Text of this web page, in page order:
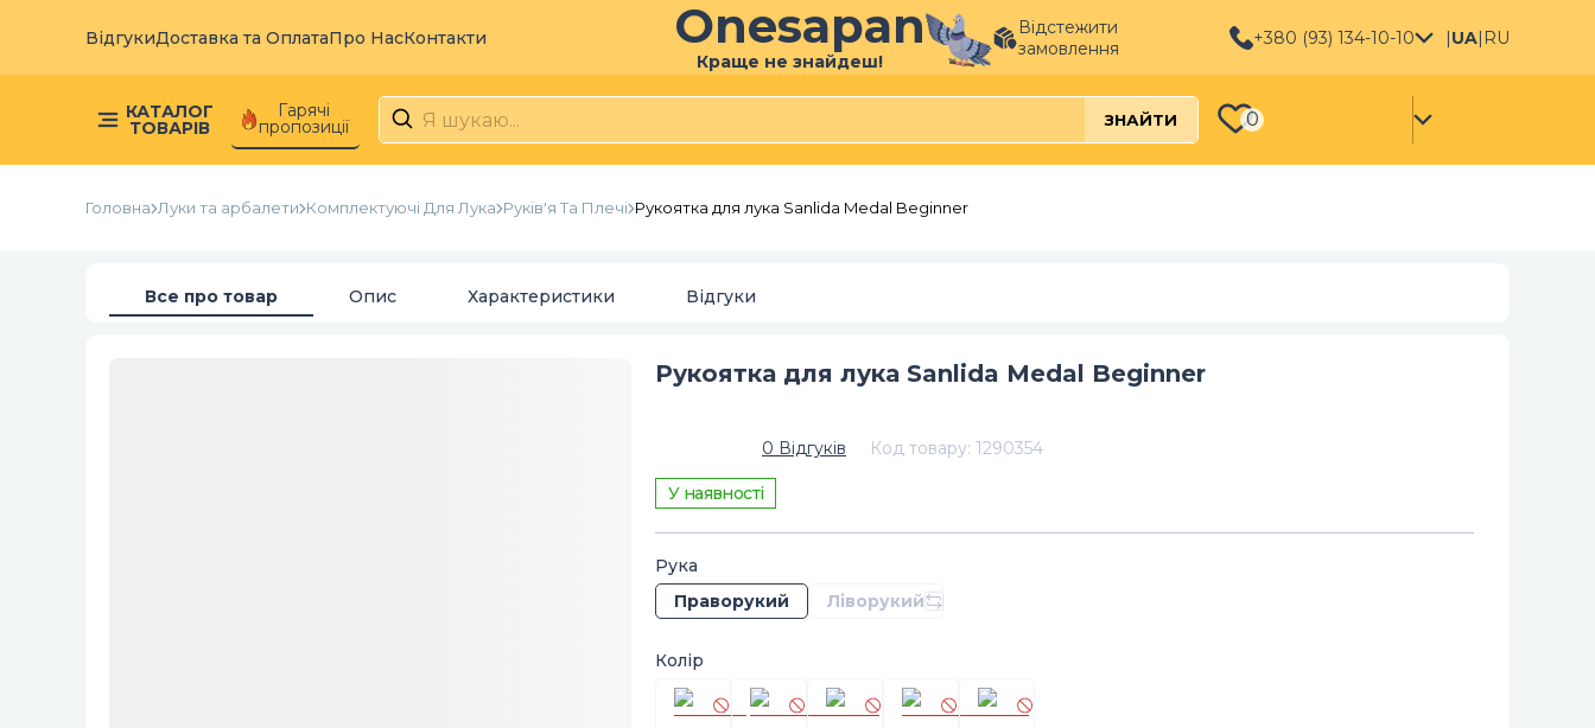
ВідгукиДоставка та ОплатаПро НасКонтакти Onesapan
Краще не знайдеш!
Відстежити
замовлення
+380 (93) 134-10-10 |UA| RU
КАТАЛОГ
ТОВАРІВ
Гарячі
пропозиції ЗНАЙТИ 0
Головна Луки та арбалети Комплектуючі Для Лука Руків'я Та Плечі Рукоятка для лука Sanlida Medal Beginner
Все про товар Опис Характеристики Відгуки
Рукоятка для лука Sanlida Medal Beginner
0 Відгуків Код товару: 1290354
У наявності
Рука
Праворукий
Ліворукий
Колір